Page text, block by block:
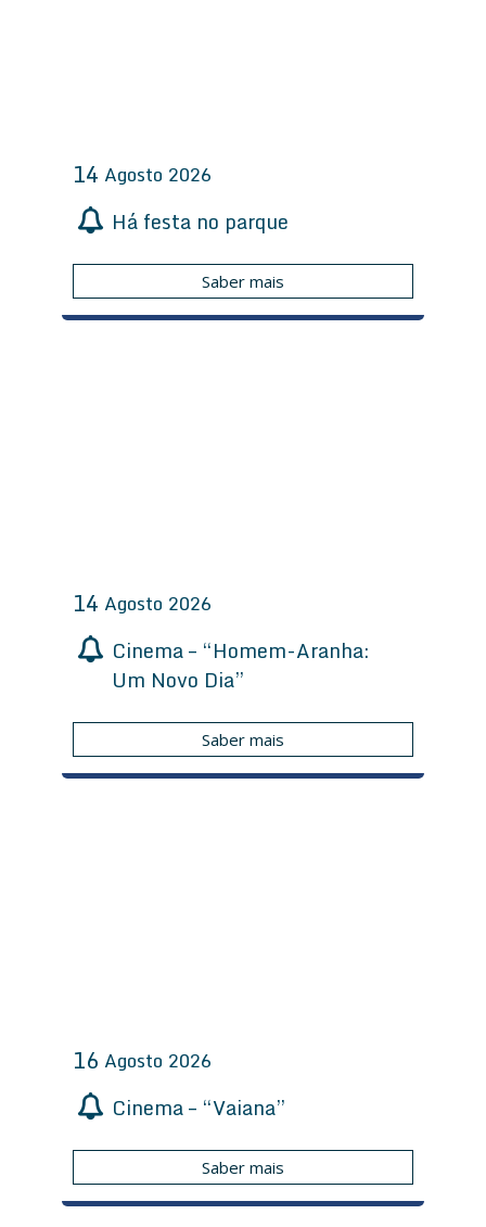
14 Agosto 2026
Há festa no parque
Saber mais
14 Agosto 2026
Cinema – “Homem-Aranha:
Um Novo Dia”
Saber mais
16 Agosto 2026
Cinema – “Vaiana”
Saber mais